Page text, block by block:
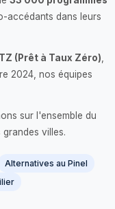
accédants dans leurs
(Prêt à Taux Zéro)
2024, nos équipes
sur l'ensemble du
villes.
Alternatives au Pinel